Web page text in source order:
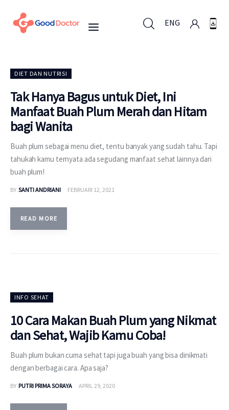
ENG
Untuk Bisnis
Untuk Anda
Mengapa Good Doctor
Berita
Layanan
DIET DAN NUTRISI
Tak Hanya Bagus untuk Diet, Ini
Manfaat Buah Plum Merah dan Hitam
bagi Wanita
Buah plum sebagai menu diet, tentu banyak yang sudah tahu. Tapi
tahukah kamu ternyata ada segudang manfaat sehat lainnya dari
buah plum!
BY SANTI ANDRIANI FEBRUARI 12, 2021
READ MORE
INFO SEHAT
10 Cara Makan Buah Plum yang Nikmat
dan Sehat, Wajib Kamu Coba!
Buah plum bukan cuma sehat tapi juga buah yang bisa dinikmati
dengan berbagai cara. Apa saja?
BY PUTRI PRIMA SORAYA APRIL 29, 2020